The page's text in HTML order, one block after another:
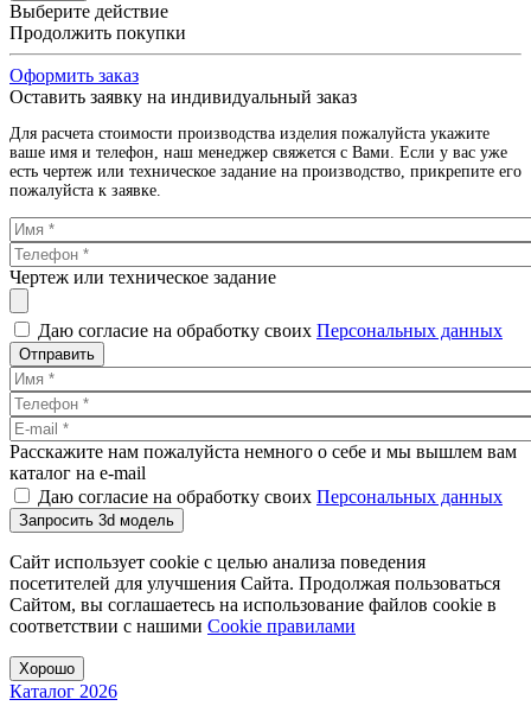
Выберите действие
Продолжить покупки
Оформить заказ
Оставить заявку на индивидуальный заказ
Для расчета стоимости производства изделия пожалуйста укажите
ваше имя и телефон, наш менеджер свяжется с Вами. Если у вас уже
есть чертеж или техническое задание на производство, прикрепите его
пожалуйста к заявке.
Чертеж или техническое задание
Даю согласие на обработку своих Персональных данных
Отправить
Расскажите нам пожалуйста немного о себе и мы вышлем вам
каталог на e-mail
Даю согласие на обработку своих Персональных данных
Запросить 3d модель
Сайт использует cookie с целью анализа поведения
посетителей для улучшения Сайта. Продолжая пользоваться
Сайтом, вы соглашаетесь на использование файлов cookie в
соответствии с нашими Cookiе правилами
Хорошо
Каталог 2026